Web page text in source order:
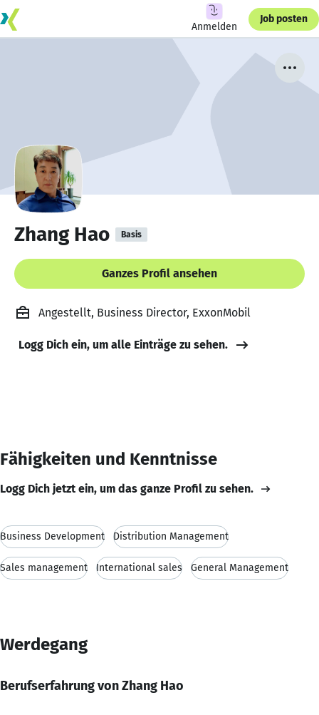
Anmelden
Job posten
Zhang Hao Basis
Ganzes Profil ansehen
Angestellt, Business Director, ExxonMobil
Logg Dich ein, um alle Einträge zu sehen.
Fähigkeiten und Kenntnisse
Logg Dich jetzt ein, um das ganze Profil zu sehen.
Business Development Distribution Management
Sales management International sales General Management
Werdegang
Berufserfahrung von Zhang Hao